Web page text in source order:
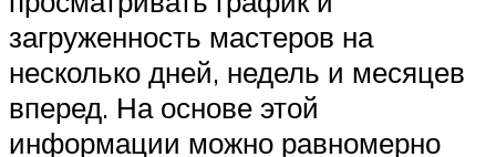
загруженность мастеров на
несколько дней, недель и месяцев
вперед. На основе этой
информации можно равномерно